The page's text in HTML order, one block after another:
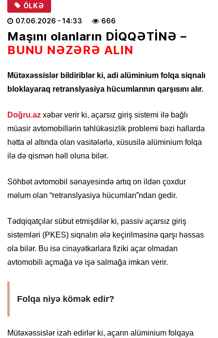
ÖLKƏ
07.06.2026 - 14:33 666
Maşını olanların DİQQƏTİNƏ –
BUNU NƏZƏRƏ ALIN
Mütəxəssislər bildiriblər ki, adi alüminium folqa siqnalı
bloklayaraq retranslyasiya hücumlarının qarşısını alır.
Doğru.az xəbər verir ki, açarsız giriş sistemi ilə bağlı
müasir avtomobillərin təhlükəsizlik problemi bəzi hallarda
hətta əl altında olan vasitələrlə, xüsusilə alüminium folqa
ilə də qismən həll oluna bilər.
Söhbət avtomobil sənayesində artıq on ildən çoxdur
məlum olan “retranslyasiya hücumları”ndan gedir.
Tədqiqatçılar sübut etmişdilər ki, passiv açarsız giriş
sistemləri (PKES) siqnalın ələ keçirilməsinə qarşı həssas
ola bilər. Bu isə cinayətkarlara fiziki açar olmadan
avtomobili açmağa və işə salmağa imkan verir.
Folqa niyə kömək edir?
Mütəxəssislər izah edirlər ki, açarın alüminium folqaya